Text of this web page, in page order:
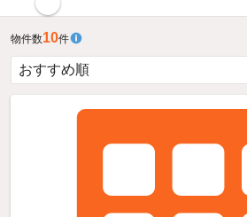
物件数10件